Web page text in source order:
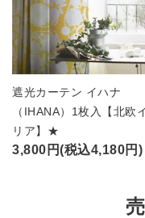
遮光カーテン イハナ
（IHANA）1枚入【北欧
リア】★
3,800円(税込4,180円)